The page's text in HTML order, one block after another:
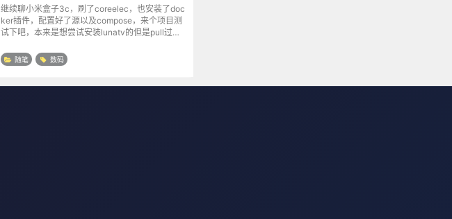
继续聊小米盒子3c，刷了coreelec，也安装了doc
ker插件，配置好了源以及compose，来个项目测
试下吧，本来是想尝试安装lunatv的但是pull过程
案的时候看到了这个lun...
随笔 数码